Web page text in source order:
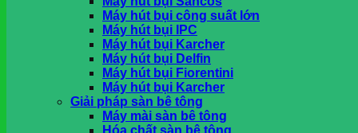
khi nhận hàng tại HCM
Giỏ hàng
Chưa có sản phẩm trong giỏ hàng.
Máy hút bụi công suất lớn
Máy hút bụi IPC
Máy hút bụi Karcher
Máy hút bụi Delfin
Máy hút bụi Fiorentini
Máy hút bụi Karcher
Giải pháp sàn bê tông
Máy mài sàn bê tông
Hóa chất sàn bê tông